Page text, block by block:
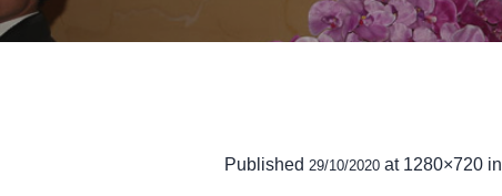
Published 29/10/2020 at 1280×720 in